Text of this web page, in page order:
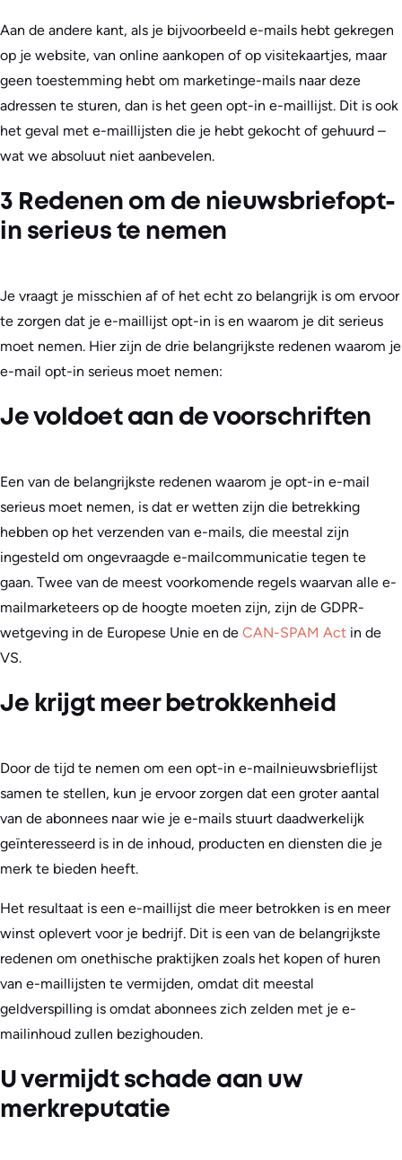
Aan de andere kant, als je bijvoorbeeld e-mails hebt gekregen
op je website, van online aankopen of op visitekaartjes, maar
geen toestemming hebt om marketinge-mails naar deze
adressen te sturen, dan is het geen opt-in e-maillijst. Dit is ook
het geval met e-maillijsten die je hebt gekocht of gehuurd –
wat we absoluut niet aanbevelen.
3 Redenen om de nieuwsbriefopt-
in serieus te nemen
Je vraagt je misschien af of het echt zo belangrijk is om ervoor
te zorgen dat je e-maillijst opt-in is en waarom je dit serieus
moet nemen. Hier zijn de drie belangrijkste redenen waarom je
e-mail opt-in serieus moet nemen:
Je voldoet aan de voorschriften
Een van de belangrijkste redenen waarom je opt-in e-mail
serieus moet nemen, is dat er wetten zijn die betrekking
hebben op het verzenden van e-mails, die meestal zijn
ingesteld om ongevraagde e-mailcommunicatie tegen te
gaan. Twee van de meest voorkomende regels waarvan alle e-
mailmarketeers op de hoogte moeten zijn, zijn de GDPR-
wetgeving in de Europese Unie en de CAN-SPAM Act in de
VS.
Je krijgt meer betrokkenheid
Door de tijd te nemen om een opt-in e-mailnieuwsbrieflijst
samen te stellen, kun je ervoor zorgen dat een groter aantal
van de abonnees naar wie je e-mails stuurt daadwerkelijk
geïnteresseerd is in de inhoud, producten en diensten die je
merk te bieden heeft.
Het resultaat is een e-maillijst die meer betrokken is en meer
winst oplevert voor je bedrijf. Dit is een van de belangrijkste
redenen om onethische praktijken zoals het kopen of huren
van e-maillijsten te vermijden, omdat dit meestal
geldverspilling is omdat abonnees zich zelden met je e-
mailinhoud zullen bezighouden.
U vermijdt schade aan uw
merkreputatie